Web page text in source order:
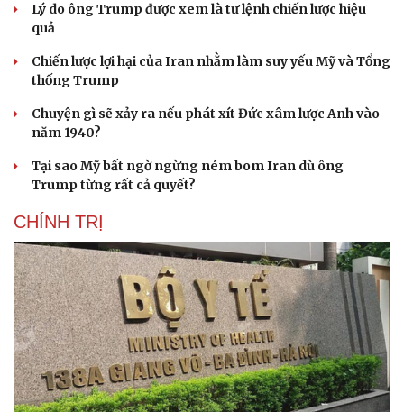
Lý do ông Trump được xem là tư lệnh chiến lược hiệu
quả
Chiến lược lợi hại của Iran nhằm làm suy yếu Mỹ và Tổng
thống Trump
Chuyện gì sẽ xảy ra nếu phát xít Đức xâm lược Anh vào
năm 1940?
Tại sao Mỹ bất ngờ ngừng ném bom Iran dù ông
Trump từng rất cả quyết?
CHÍNH TRỊ